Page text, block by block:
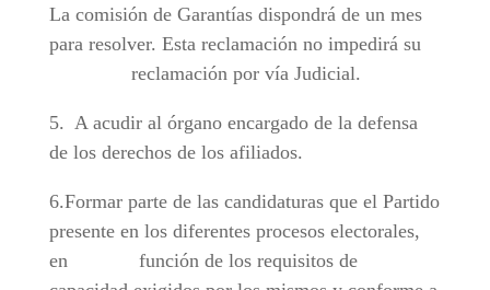
La comisión de Garantías dispondrá de un mes
para resolver. Esta reclamación no impedirá su
reclamación por vía Judicial.
5. A acudir al órgano encargado de la defensa
de los derechos de los afiliados.
6.Formar parte de las candidaturas que el Partido
presente en los diferentes procesos electorales,
en función de los requisitos de